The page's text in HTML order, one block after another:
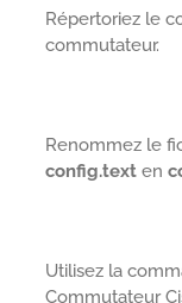
Répertoriez le
commutateur.
Renommez le
config.text en
Utilisez la
Commutateur